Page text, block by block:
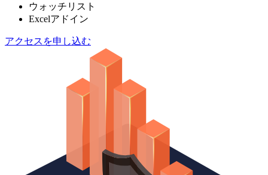
ウォッチリスト
Excelアドイン
アクセスを申し込む